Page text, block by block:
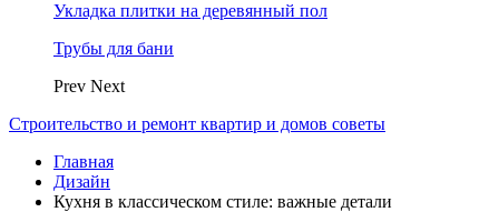
Укладка плитки на деревянный пол
Трубы для бани
Prev Next
Строительство и ремонт квартир и домов советы
Главная
Дизайн
Кухня в классическом стиле: важные детали